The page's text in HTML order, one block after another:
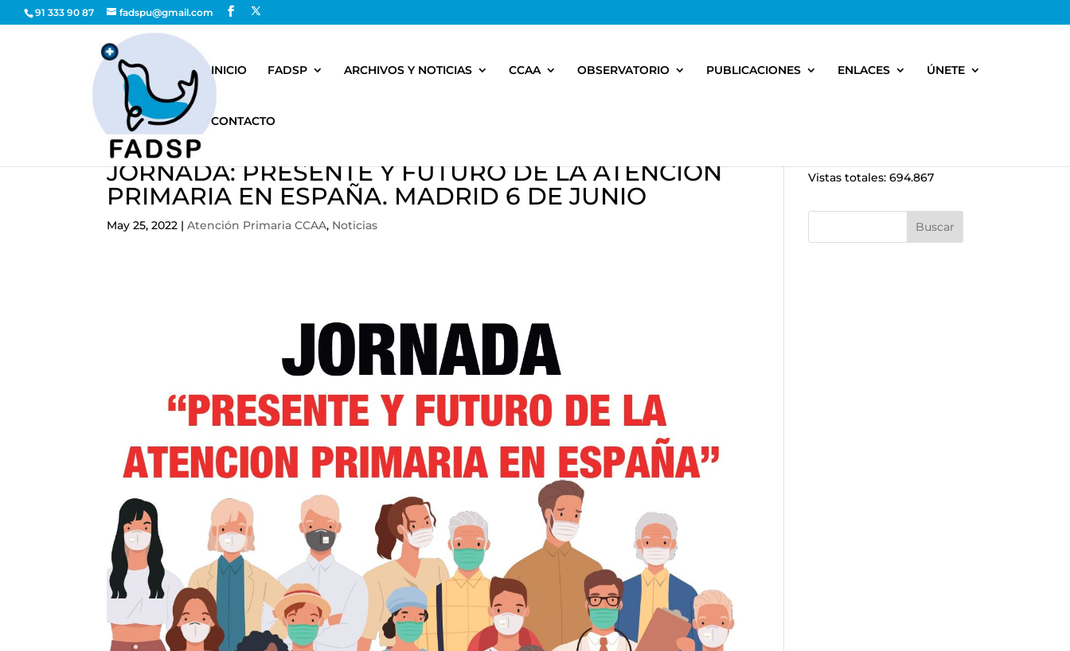
91 333 90 87 fadspu@gmail.com
INICIO FADSP ARCHIVOS Y NOTICIAS CCAA OBSERVATORIO PUBLICACIONES ENLACES ÚNETE
CONTACTO
JORNADA: PRESENTE Y FUTURO DE LA ATENCION
PRIMARIA EN ESPAÑA. MADRID 6 DE JUNIO
May 25, 2022 |Atención Primaria CCAA, Noticias
Vistas totales:694.867